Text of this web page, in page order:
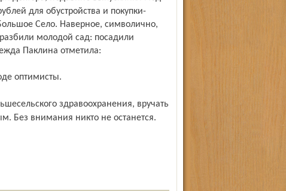
для обустройства и покупки-
Село. Наверное, символично,
молодой сад: посадили
Паклина отметила:
оптимисты.
Без внимания никто не останется.